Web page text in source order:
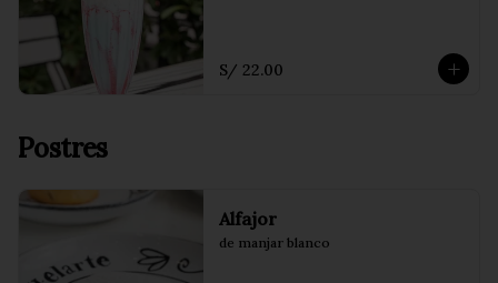
S/ 22.00
Postres
Alfajor
de manjar blanco